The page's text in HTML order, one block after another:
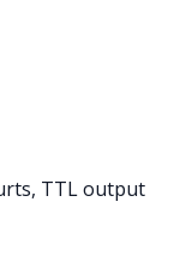
TTL output